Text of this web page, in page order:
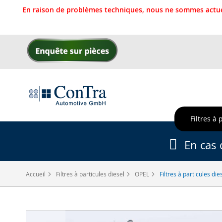
En raison de problèmes techniques, nous ne sommes
Allez
Filtres à
Accueil Filtres à particules diesel OPEL Filtres à particules
En